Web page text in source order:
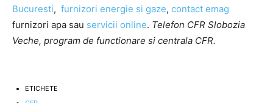
Bucuresti, furnizori energie si gaze, contact emag
furnizori apa sau servicii online. Telefon CFR Slobozia
Veche, program de functionare si centrala CFR.
ETICHETE